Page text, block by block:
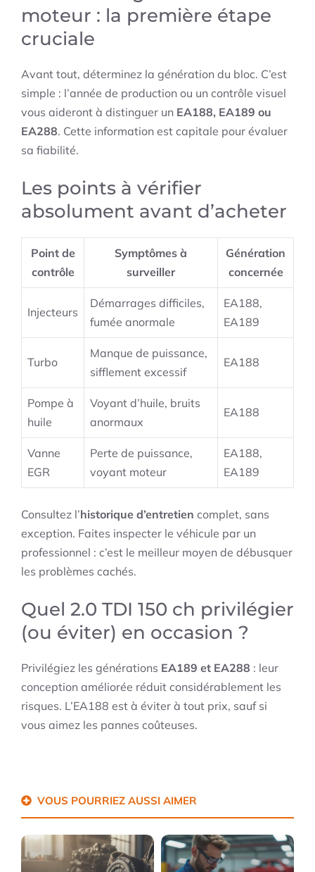
moteur : la première étape
cruciale
Avant tout, déterminez la génération du bloc. C’est
simple : l’année de production ou un contrôle visuel
vous aideront à distinguer un EA188, EA189 ou
EA288. Cette information est capitale pour évaluer
sa fiabilité.
Les points à vérifier
absolument avant d’acheter
Point de
contrôle
Symptômes à
surveiller
Génération
concernée
Injecteurs
Démarrages difficiles,
fumée anormale
EA188,
EA189
Turbo
Manque de puissance,
sifflement excessif
EA188
Pompe à
huile
Voyant d’huile, bruits
anormaux
EA188
Vanne
EGR
Perte de puissance,
voyant moteur
EA188,
EA189
Consultez l’historique d’entretien complet, sans
exception. Faites inspecter le véhicule par un
professionnel : c’est le meilleur moyen de débusquer
les problèmes cachés.
Quel 2.0 TDI 150 ch privilégier
(ou éviter) en occasion ?
Privilégiez les générations EA189 et EA288 : leur
conception améliorée réduit considérablement les
risques. L’EA188 est à éviter à tout prix, sauf si
vous aimez les pannes coûteuses.
VOUS POURRIEZ AUSSI AIMER